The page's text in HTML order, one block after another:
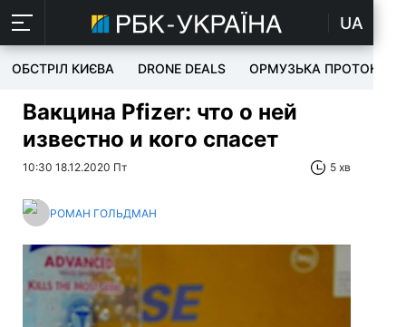
UA
ОБСТРІЛ КИЄВА DRONE DEALS ОРМУЗЬКА ПРОТОКА
Вакцина Pfizer: что о ней
известно и кого спасет
10:30 18.12.2020 Пт 5 хв
РОМАН ГОЛЬДМАН